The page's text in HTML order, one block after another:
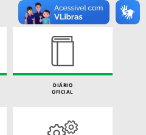
CARTA DE SERVIÇOS
DO CIDADÃO
DIÁRIO
OFICIAL